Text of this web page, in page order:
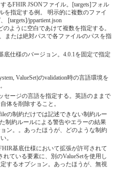
るFHIR JSONファイル。[targets]フォル
を指定する例。 明示的に複数のファイ
[targets]/jppartient.json
のように空白であけて複数を指定する。
または絶対パスで各ファイルのパスを指
底仕様のバージョン。4.0.1を固定で指定
ValueSet)のvalidation時の言語環境を
セージの言語を指定する。英語のままで
体を削除すること。
の制約だけでは記述できない制約ルー
制約ルールによる警告やエラーの結果
ン。。あったほうが、どのような制約
。
基底仕様において拡張が許可されて
れている要素に、別のValueSetを使用し
するオプション。あったほうが、無視